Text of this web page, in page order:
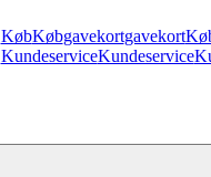
KøbKøbgavekortgavekort
KundeserviceKundeservice